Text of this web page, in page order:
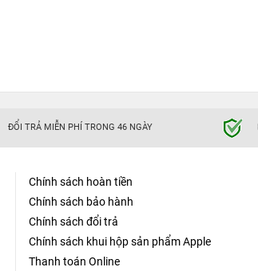
ĐỔI TRẢ MIỄN PHÍ TRONG 46 NGÀY
Chính sách hoàn tiền
Chính sách bảo hành
Chính sách đổi trả
Chính sách khui hộp sản phẩm Apple
Thanh toán Online